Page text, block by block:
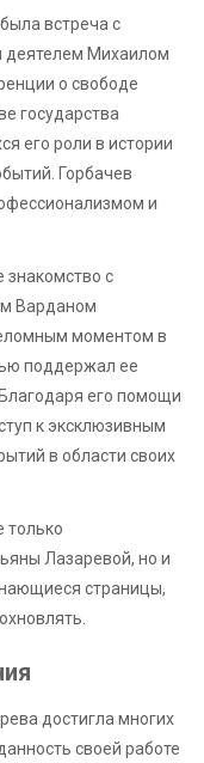
встреча с
деятелем Михаилом
о свободе
государства
его роли в истории
Горбачев
и
с
Варданом
моментом в
поддержал ее
его помощи
к эксклюзивным
в области своих
только
Лазаревой, но и
страницы,
достигла многих
своей работе